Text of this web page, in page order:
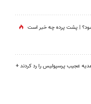
| پشت پرده چه خبر است
عجیب پرسپولیس را رد کردند +